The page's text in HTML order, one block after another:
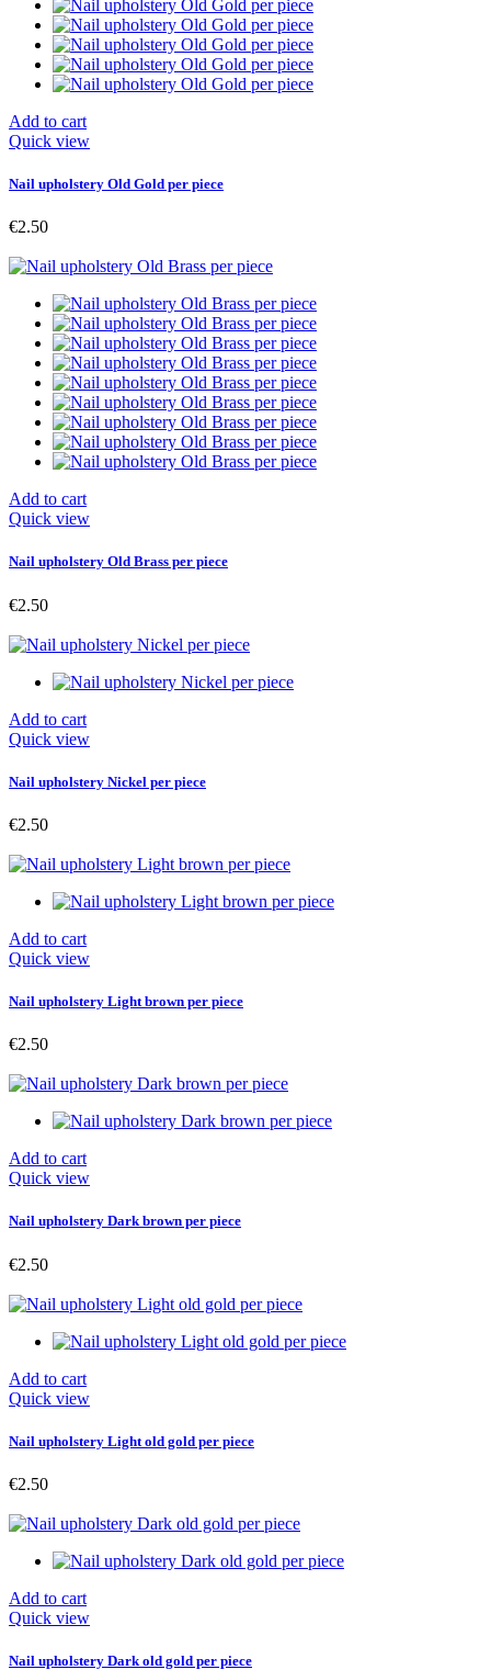
Add to cart
Quick view
Nail upholstery Old Gold per piece
€2.50
Add to cart
Quick view
Nail upholstery Old Brass per piece
€2.50
Add to cart
Quick view
Nail upholstery Nickel per piece
€2.50
Add to cart
Quick view
Nail upholstery Light brown per piece
€2.50
Add to cart
Quick view
Nail upholstery Dark brown per piece
€2.50
Add to cart
Quick view
Nail upholstery Light old gold per piece
€2.50
Add to cart
Quick view
Nail upholstery Dark old gold per piece